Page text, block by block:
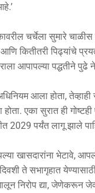
चर्चेला सुमारे
कितीतरी पिढ्यांचे
आपापल्या पद्धतीने
आला होता, तेव्हाही
एका सुरात ही
2029 पर्यंत लागू झाले
खासदारांना भेटावे,
ते सभागृहात
निरोप द्या, जेणेकरून